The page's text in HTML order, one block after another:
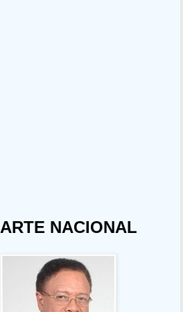
ARTE NACIONAL